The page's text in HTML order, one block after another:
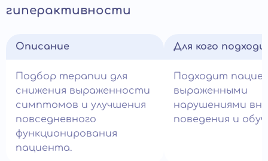
гиперактивности
Описание
Подбор терапии для
снижения выраженности
симптомов и улучшения
повседневного
функционирования
пациента.
Для кого
Подходит
выраженными
нарушениями
поведения и